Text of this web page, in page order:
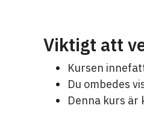
Viktigt att
Kursen
Du ombedes
Denna kurs är